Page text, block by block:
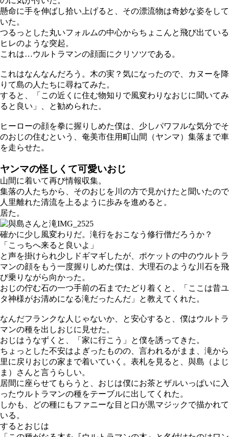
懸命に手を伸ばし拾い上げると、その漂流物は奇妙な姿をして
いた。
つるっとした丸いフォルムの中心からちょこんと飛び出ている
ヒレのような突起。
これは…ウルトラマンの顔面にクリソツである。
これはなんなんだろう。木の実？気になったので、カヌーを降
りて島の人たちに尋ねてみた。
すると、「この近くに住む物知りで風変わりなおじに聞いてみ
ると良い」、と勧められた。
ヒーローの顔を拳に握りしめた僕は、少しパワフルな気分でそ
のおじの住むという、奄美市住用町山間（ヤンマ）集落まで車
を走らせた。
ヤンマの怪しくて可愛いおじ
山間に着いて再び情報収集。
集落の人たちから、そのおじを川の方で見かけたと聞いたので
人里離れた清流を上るように歩みを進めると。
居た。
確かに少し風変わりだ。滝行をおこなう修行僧だろうか？
「こっちへ来ると良いよ」
と声を掛けられ少しドギマギしたが、ポケットの中のウルトラ
マンの顔をもう一度握りしめた僕は、大理石のような川石を飛
び乗りながら向かった。
おじの佇む石の一つ手前の石までたどり着くと、「ここは昔ユ
タ神様がお清めになる滝だったんだ」と教えてくれた。
なんだフランクな人じゃないか、と安心すると、僕はウルトラ
マンの種を出しおじに見せた。
おじはうなずくと、「家に行こう」と僕を誘ってきた。
ちょっとした不安はよぎったものの、言われるがまま、滝から
里に戻りおじの家まで着いていく。表札を見ると、與島（よじ
ま）さんと言うらしい。
居間に座らせてもらうと、おじは僕にお茶とザルいっぱいに入
ったウルトラマンの種をテーブルに出してくれた。
しかも、どの種にもファニーな目と口が黒マジックで描かれて
いる。
するとおじは